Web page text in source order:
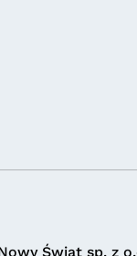
Świat sp. z